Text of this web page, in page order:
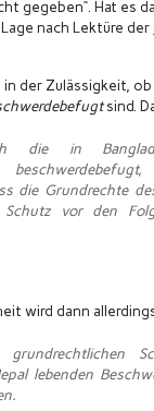
gegeben“. Hat es
nach Lektüre der
der Zulässigkeit,
sind.
die in
die Grundrechte
vor den
wird dann
grundrechtlichen
lebenden